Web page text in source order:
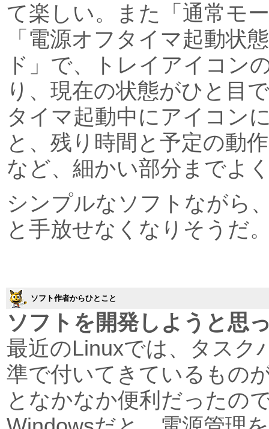
て楽しい。また「通常モ
「電源オフタイマ起動状
ド」で、トレイアイコン
り、現在の状態がひと目
タイマ起動中にアイコン
と、残り時間と予定の動
など、細かい部分までよ
シンプルなソフトながら
と手放せなくなりそうだ
ソフト作者からひとこと
ソフトを開発しようと思
最近のLinuxでは、タスク
準で付いてきているもの
となかなか便利だったの